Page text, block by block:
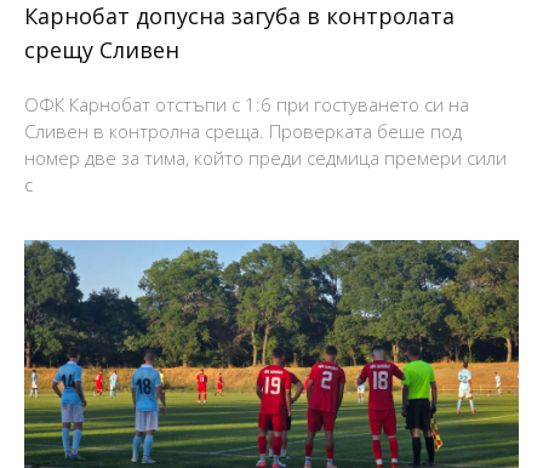
Карнобат допусна загуба в контролата
срещу Сливен
ОФК Карнобат отстъпи с 1:6 при гостуването си на
Сливен в контролна среща. Проверката беше под
номер две за тима, който преди седмица премери сили
с